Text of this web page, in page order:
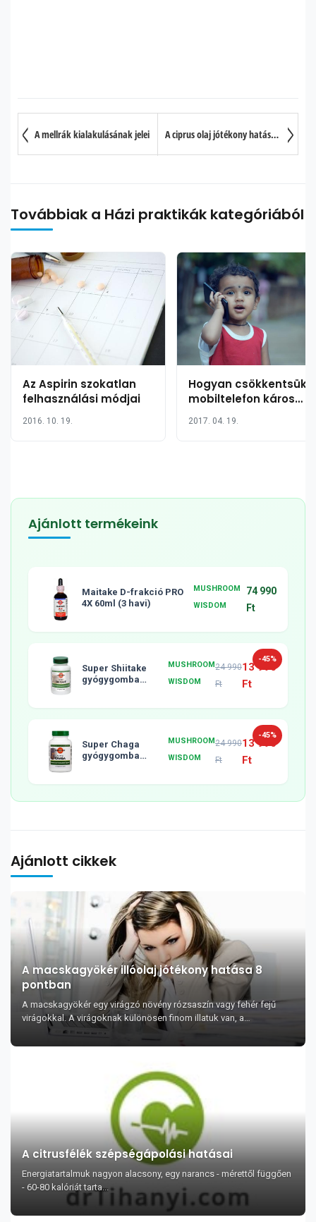
A mellrák kialakulásának jelei A ciprus olaj jótékony hatása 10 pontban
Továbbiak a Házi praktikák kategóriából
Az Aspirin szokatlan
felhasználási módjai
2016. 10. 19.
Hogyan csökkentsük
mobiltelefon káros
meg magunkat a
2017. 04. 19.
Ajánlott termékeink
Maitake D-frakció PRO
4X 60ml (3 havi)
MUSHROOM
WISDOM
74 990
Ft
-45%
Super Shiitake
gyógygomba
MUSHROOM
WISDOM
24 990
Ft
13 990
Ft
-45%
Super Chaga
gyógygomba
MUSHROOM
WISDOM
24 990
Ft
13 990
Ft
Ajánlott cikkek
A macskagyökér illóolaj jótékony hatása 8
pontban
A macskagyökér egy virágzó növény rózsaszín vagy fehér fejű
virágokkal. A virágoknak különösen finom illatuk van, a
macskagyökér kivonatot pedig szagtalaní...
A citrusfélék szépségápolási hatásai
Energiatartalmuk nagyon alacsony, egy narancs - mérettől függően
- 60-80 kalóriát tarta...